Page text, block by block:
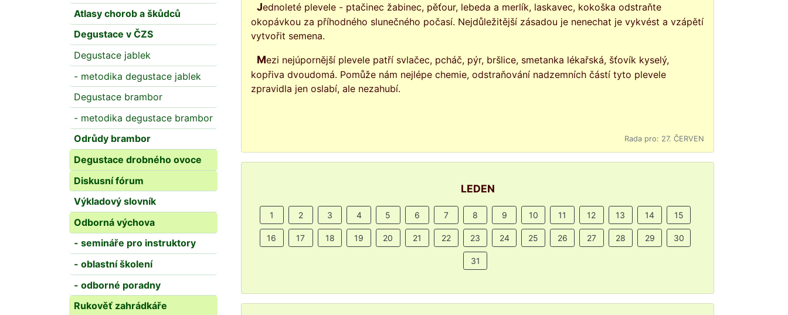
Atlasy chorob a škůdců
Degustace v ČZS
Degustace jablek
- metodika degustace jablek
Degustace brambor
- metodika degustace brambor
Odrůdy brambor
Degustace drobného ovoce
Diskusní fórum
Výkladový slovník
Odborná výchova
- semináře pro instruktory
- oblastní školení
- odborné poradny
Rukověť zahrádkáře
Jednoleté plevele - ptačinec žabinec, pěťour, lebeda a merlík, laskavec, kokoška odstraňte
okopávkou za příhodného slunečného počasí. Nejdůležitější zásadou je nenechat je vykvést a vzápětí
vytvořit semena.
Mezi nejúpornější plevele patří svlačec, pcháč, pýr, bršlice, smetanka lékařská, šťovík kyselý,
kopřiva dvoudomá. Pomůže nám nejlépe chemie, odstraňování nadzemních částí tyto plevele
zpravidla jen oslabí, ale nezahubí.
Rada pro: 27. ČERVEN
LEDEN
1 2 3 4 5 6 7 8 9 10 11 12 13 14 15
16 17 18 19 20 21 22 23 24 25 26 27 28 29 30
31